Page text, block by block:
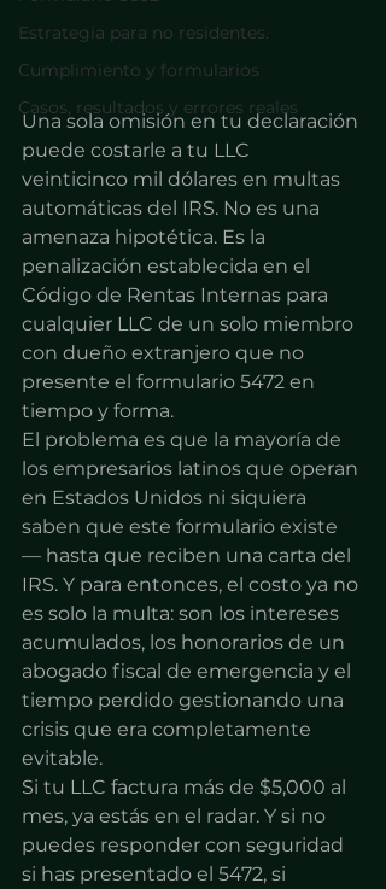
Estrategia para no residentes.
Cumplimiento y formularios
Casos, resultados y errores reales
Una sola omisión en tu declaración
puede costarle a tu LLC
veinticinco mil dólares en multas
automáticas del IRS. No es una
amenaza hipotética. Es la
penalización establecida en el
Código de Rentas Internas para
cualquier LLC de un solo miembro
con dueño extranjero que no
presente el formulario 5472 en
tiempo y forma.
El problema es que la mayoría de
los empresarios latinos que operan
en Estados Unidos ni siquiera
saben que este formulario existe
— hasta que reciben una carta del
IRS. Y para entonces, el costo ya no
es solo la multa: son los intereses
acumulados, los honorarios de un
abogado fiscal de emergencia y el
tiempo perdido gestionando una
crisis que era completamente
evitable.
Si tu LLC factura más de $5,000 al
mes, ya estás en el radar. Y si no
puedes responder con seguridad
si has presentado el 5472, si